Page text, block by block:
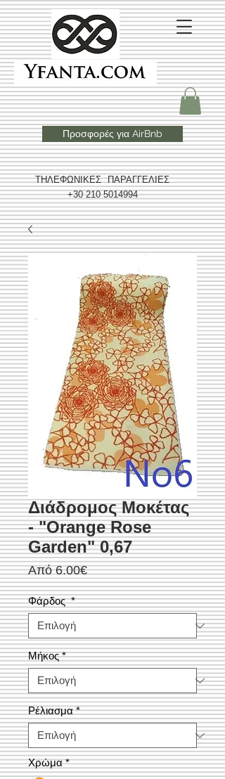
ΤΗΛΕΦΩΝΙΚΕΣ ΠΑΡΑΓΓΕΛΙΕΣ
+30 210 5014994
Προσφορές για AirBnb
Διάδρομος Μοκέτας
- "Orange Rose
Garden" 0,67
Από6.00€Τιμή
Έκπτωσης
Φάρδος *
Μήκος *
Ρέλιασμα *
Χρώμα *